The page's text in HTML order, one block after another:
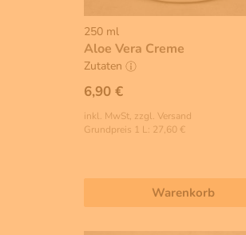
250 ml
Aloe Vera Creme
Zutaten
6,90 €
inkl. MwSt, zzgl. Versand
Grundpreis 1 L: 27,60 €
Warenkorb